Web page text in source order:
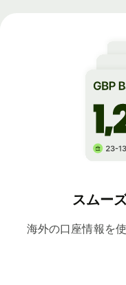
スムー
海外の口座情報を